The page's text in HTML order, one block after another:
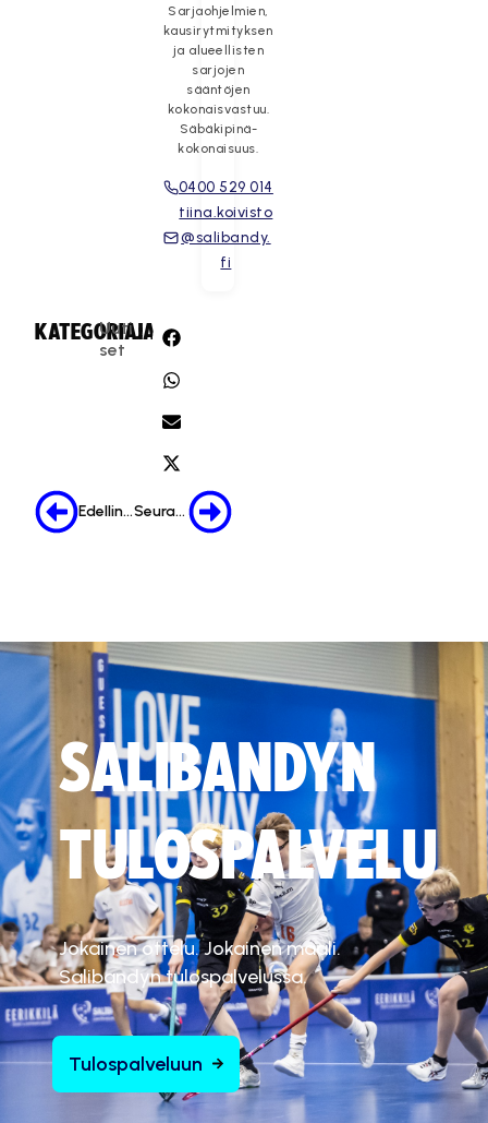
Sarjaohjelmien,
kausirytmityksen
ja alueellisten
sarjojen
sääntöjen
kokonaisvastuu.
Säbäkipinä-
kokonaisuus.
0400 529 014
tiina.koivisto
@salibandy.
fi
KATEGORIA:
Uuti
set
JAA:
Edellinen Seuraava
SALIBANDYN
TULOSPALVELU
Jokainen ottelu. Jokainen maali.
Salibandyn tulospalvelussa.
Tulospalveluun